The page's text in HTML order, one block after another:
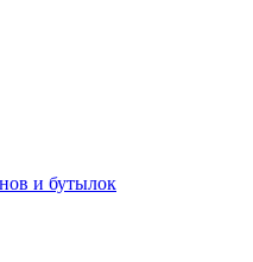
и бутылок